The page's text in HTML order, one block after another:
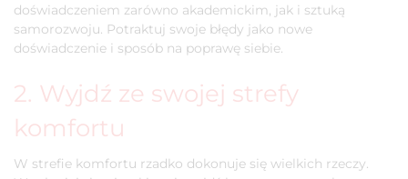
doświadczeniem zarówno akademickim, jak i sztuką
samorozwoju. Potraktuj swoje błędy jako nowe
doświadczenie i sposób na poprawę siebie.
2. Wyjdź ze swojej strefy
komfortu
W strefie komfortu rzadko dokonuje się wielkich rzeczy.